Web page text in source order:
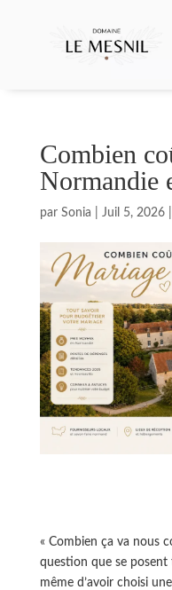
Combien
Normandie
par Sonia Juil 5, 2026|
« Combien ça va nous
question que se
même d’avoir choisi